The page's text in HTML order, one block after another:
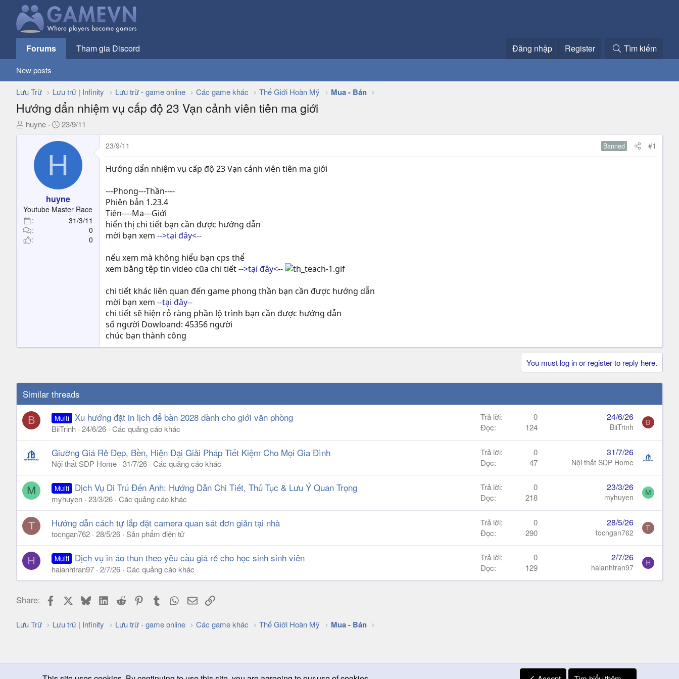
Forums Tham gia Discord Đăng nhập Register Tìm kiếm
New posts
Lưu Trữ Lưu trữ | Infinity Lưu trữ - game online Các game khác Thế Giới Hoàn Mỹ Mua - Bán
Hướng dẩn nhiệm vụ cấp độ 23 Vạn cảnh viên tiên ma giới
T
a
r
t
e
huyne
N
à
y
g
ử
i
23/9/11
H
huyne
Youtube Master Race
31/3/11
0
0
23/9/11 Banned #1
Hướng dẩn nhiệm vụ cấp độ 23 Vạn cảnh viên tiên ma giới
---Phong---Thần----
Phiên bản 1.23.4
Tiên----Ma---Giới
hiển thị chi tiết bạn cần được hướng dẫn
mời bạn xem -->tại đây<--
nếu xem mà không hiểu bạn cps thể
xem bằng tệp tin video cũa chi tiết-->tại đây<--
chi tiết khác liên quan đến game phong thần bạn cần được hướng dẫn
mời bạn xem --tại đây--
chi tiết sẽ hiện rỏ ràng phần lộ trình bạn cần được hướng dẫn
số người Dowloand: 45356 người
chúc bạn thành công
You must log in or register to reply here.
Similar threads
B Multi Xu hướng đặt in lịch để bàn 2028 dành cho giới văn phòng
BiiTrinh 24/6/26 Các quảng cáo khác
Trả lời
0
Đọc
124
24/6/26
BiiTrinh B
Giường Giá Rẻ Đẹp, Bền, Hiện Đại Giải Pháp Tiết Kiệm Cho Mọi Gia Đình
Nội thất SDP Home 31/7/26 Các quảng cáo khác
Trả lời
0
Đọc
47
31/7/26
Nội thất SDP Home
M Multi Dịch Vụ Di Trú Đến Anh: Hướng Dẫn Chi Tiết, Thủ Tục & Lưu Ý Quan Trọng
myhuyen 23/3/26 Các quảng cáo khác
Trả lời
0
Đọc
218
23/3/26
myhuyen M
T Hướng dẫn cách tự lắp đặt camera quan sát đơn giản tại nhà
tocngan762 28/5/26 Sản phẩm điện tử
Trả lời
0
Đọc
290
28/5/26
tocngan762 T
H Multi Dịch vụ in áo thun theo yêu cầu giá rẻ cho học sinh sinh viên
haianhtran97 2/7/26 Các quảng cáo khác
Trả lời
0
Đọc
129
2/7/26
haianhtran97 H
Share: FacebookBlueskyLinkedIn
Reddit Pinterest
Tumblr WhatsApp
EmailLink
Lưu Trữ Lưu trữ | Infinity Lưu trữ - game online Các game khác Thế Giới Hoàn Mỹ Mua - Bán